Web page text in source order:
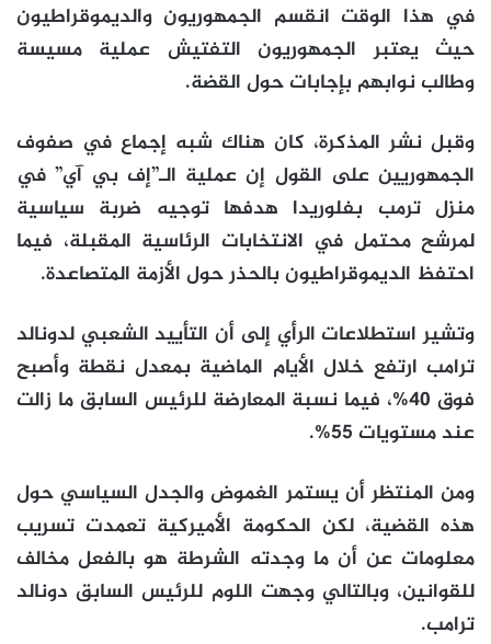
في هذا الوقت انقسم الجمهوريون والديموقراطيون
حيث يعتبر الجمهوريون التفتيش عملية مسيسة
وطالب نوابهم بإجابات حول القضة.
وقبل نشر المذكرة، كان هناك شبه إجماع في صفوف
الجمهوريين على القول إن عملية الـ”إف بي آي” في
منزل ترمب بفلوريدا هدفها توجيه ضربة سياسية
لمرشح محتمل في الانتخابات الرئاسية المقبلة، فيما
احتفظ الديموقراطيون بالحذر حول الأزمة المتصاعدة.
وتشير استطلاعات الرأي إلى أن التأييد الشعبي لدونالد
ترامب ارتفع خلال الأيام الماضية بمعدل نقطة وأصبح
فوق 40%، فيما نسبة المعارضة للرئيس السابق ما زالت
عند مستويات 55%.
ومن المنتظر أن يستمر الغموض والجدل السياسي حول
هذه القضية، لكن الحكومة الأميركية تعمدت تسريب
معلومات عن أن ما وجدته الشرطة هو بالفعل مخالف
للقوانين، وبالتالي وجهت اللوم للرئيس السابق دونالد
ترامب.